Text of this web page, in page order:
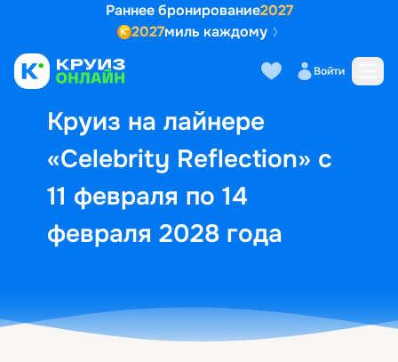
Раннее бронирование2027
2027миль каждому
Войти
Круиз на лайнере
«Celebrity Reflection» с
11 февраля по 14
февраля 2028 года
Выбор кают Маршрут и